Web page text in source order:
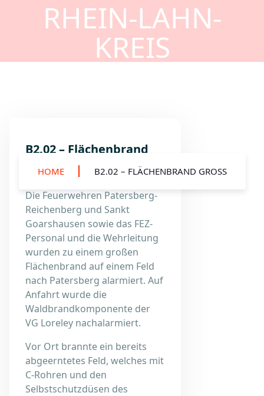
RHEIN-LAHN-
KREIS
HOME B2.02 – FLÄCHENBRAND GROSS
B2.02 – Flächenbrand
groß
Die Feuerwehren Patersberg-
Reichenberg und Sankt
Goarshausen sowie das FEZ-
Personal und die Wehrleitung
wurden zu einem großen
Flächenbrand auf einem Feld
nach Patersberg alarmiert. Auf
Anfahrt wurde die
Waldbrandkomponente der
VG Loreley nachalarmiert.
Vor Ort brannte ein bereits
abgeerntetes Feld, welches mit
C-Rohren und den
Selbstschutzdüsen des